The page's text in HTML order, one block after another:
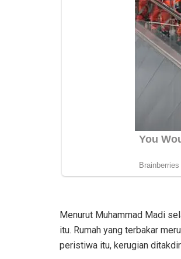
Menurut Muhammad Madi
itu. Rumah yang terbakar
peristiwa itu, kerugian